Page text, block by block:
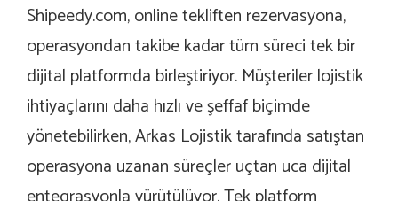
Shipeedy.com, online tekliften rezervasyona,
operasyondan takibe kadar tüm süreci tek bir
dijital platformda birleştiriyor. Müşteriler lojistik
ihtiyaçlarını daha hızlı ve şeffaf biçimde
yönetebilirken, Arkas Lojistik tarafında satıştan
operasyona uzanan süreçler uçtan uca dijital